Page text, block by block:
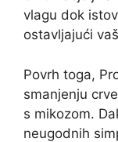
vlagu dok
ostavljajući
Povrh toga,
smanjenju
s mikozom.
neugodnih